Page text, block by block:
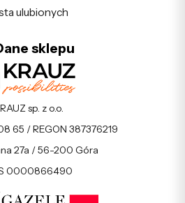
ulubionych
sklepu
sp. z o.o.
65 / REGON 387376219
27a / 56-200 Góra
0000866490